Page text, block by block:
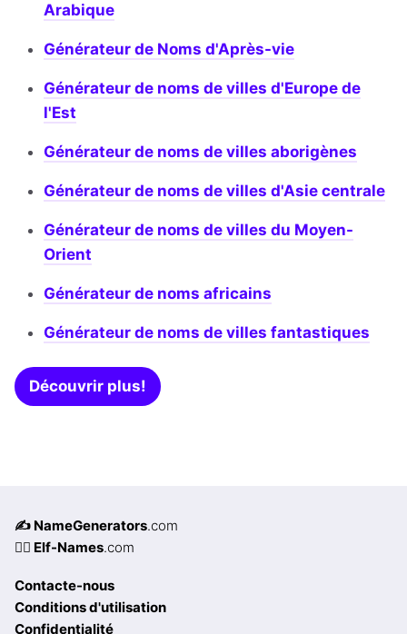
Arabique
Générateur de Noms d'Après-vie
Générateur de noms de villes d'Europe de
l'Est
Générateur de noms de villes aborigènes
Générateur de noms de villes d'Asie centrale
Générateur de noms de villes du Moyen-
Orient
Générateur de noms africains
Générateur de noms de villes fantastiques
Découvrir plus!
✍️ NameGenerators.com
🧝‍♀️ Elf-Names.com
Contacte-nous
Conditions d'utilisation
Confidentialité